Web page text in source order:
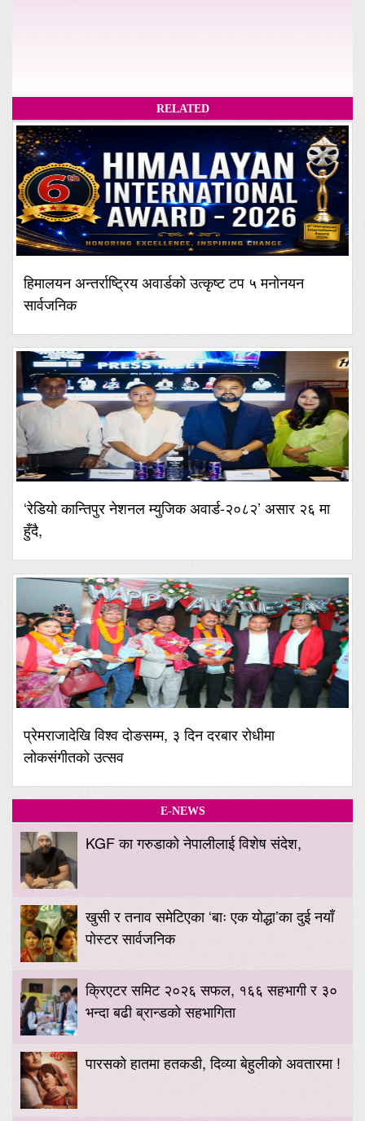
RELATED
हिमालयन अन्तर्राष्ट्रिय अवार्डको उत्कृष्ट टप ५ मनोनयन
सार्वजनिक
‘रेडियो कान्तिपुर नेशनल म्युजिक अवार्ड-२०८२’ असार २६ मा
हुँदै,
प्रेमराजादेखि विश्व दोङसम्म, ३ दिन दरबार रोधीमा
लोकसंगीतको उत्सव
E-NEWS
KGF का गरुडाको नेपालीलाई विशेष संदेश,
खुसी र तनाव समेटिएका ‘बाः एक योद्धा’का दुई नयाँ
पोस्टर सार्वजनिक
क्रिएटर समिट २०२६ सफल, १६६ सहभागी र ३०
भन्दा बढी ब्रान्डको सहभागिता
पारसको हातमा हतकडी, दिव्या बेहुलीको अवतारमा !